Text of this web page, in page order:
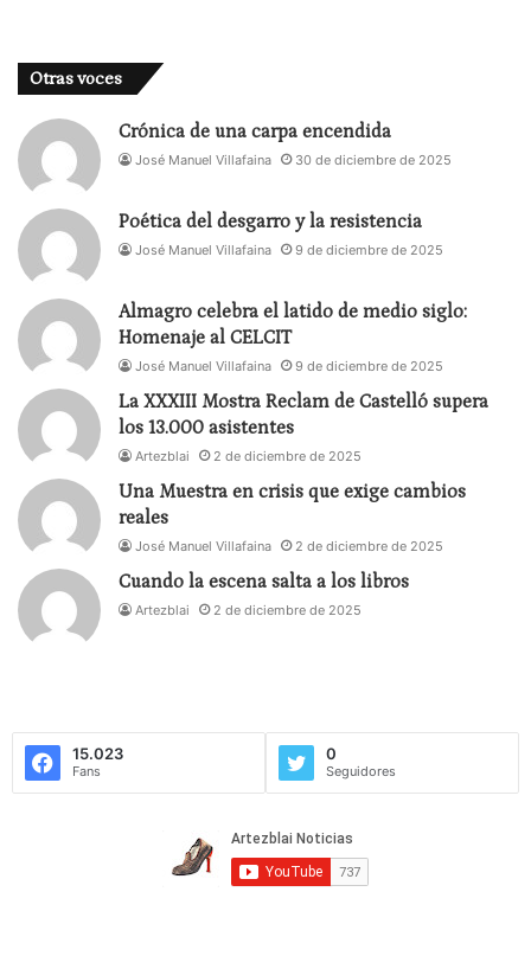
Otras voces
Crónica de una carpa encendida
José Manuel Villafaina 30 de diciembre de 2025
Poética del desgarro y la resistencia
José Manuel Villafaina 9 de diciembre de 2025
Almagro celebra el latido de medio siglo:
Homenaje al CELCIT
José Manuel Villafaina 9 de diciembre de 2025
La XXXIII Mostra Reclam de Castelló supera
los 13.000 asistentes
Artezblai 2 de diciembre de 2025
Una Muestra en crisis que exige cambios
reales
José Manuel Villafaina 2 de diciembre de 2025
Cuando la escena salta a los libros
Artezblai 2 de diciembre de 2025
15.023
Fans
0
Seguidores